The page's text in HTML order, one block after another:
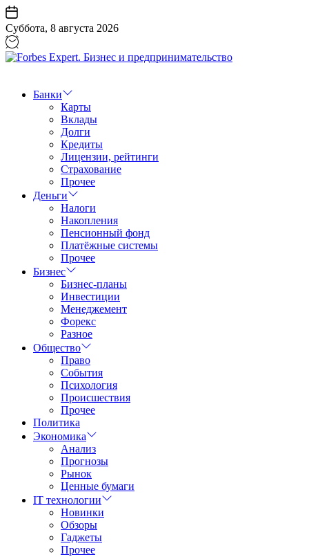
Перейти
к
содержанию
Суббота, 8 августа 2026
Бизнес
предпринимательство
Банки
Карты
Вклады
Долги
Кредиты
Лицензии, рейтинги
Страхование
Прочее
Деньги
Налоги
Накопления
Пенсионный фонд
Платёжные системы
Прочее
Бизнес
Бизнес-планы
Инвестиции
Менеджемент
Форекс
Разное
Общество
Право
События
Психология
Происшествия
Прочее
Политика
Экономика
Анализ
Прогнозы
Рынок
Ценные бумаги
IT технологии
Новинки
Обзоры
Гаджеты
Прочее